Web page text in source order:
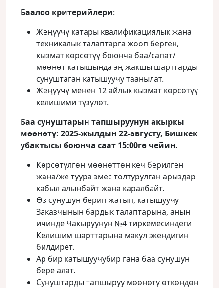
Баалоо критерийлери:
Жеңүүчү катары квалификациялык жана
техникалык талаптарга жооп берген,
кызмат көрсөтүү боюнча баа/сапат/
мөөнөт катышында эң жакшы шарттарды
сунуштаган катышуучу таанылат.
Жеңүүчү менен 12 айлык кызмат көрсөтүү
келишими түзүлөт.
Баа сунуштарын тапшыруунун акыркы
мөөнөтү: 2025-жылдын 22-августу, Бишкек
убактысы боюнча саат 15:00гө чейин.
Көрсөтүлгөн мөөнөттөн кеч берилген
жана/же туура эмес толтурулган арыздар
кабыл алынбайт жана каралбайт.
Өз сунушун берип жатып, катышуучу
Заказчынын бардык талаптарына, анын
ичинде Чакыруунун №4 тиркемесиндеги
Келишим шарттарына макул экендигин
билдирет.
Ар бир катышуучубир гана баа сунушун
бере алат.
Сунуштарды тапшыруу мөөнөтү өткөндөн